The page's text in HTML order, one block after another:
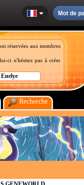
Mot de
réservées aux membres
ci n'hésitez pas à créer
Recherche